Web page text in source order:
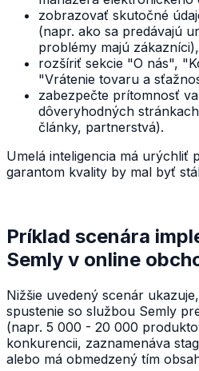
zobrazovať skutočné
(napr. ako sa predávajú
problémy majú zákazníci),
rozšíriť sekcie "O nás",
"Vrátenie tovaru a
zabezpečte prítomnosť
dôveryhodných
články, partnerstvá).
Umelá inteligencia má urýchliť
garantom kvality by mal byť
Príklad scenára
Semly v online
Nižšie uvedený scenár
spustenie so službou Semly
(napr. 5 000 - 20 000
konkurencii, zaznamenáva
alebo má obmedzený tím